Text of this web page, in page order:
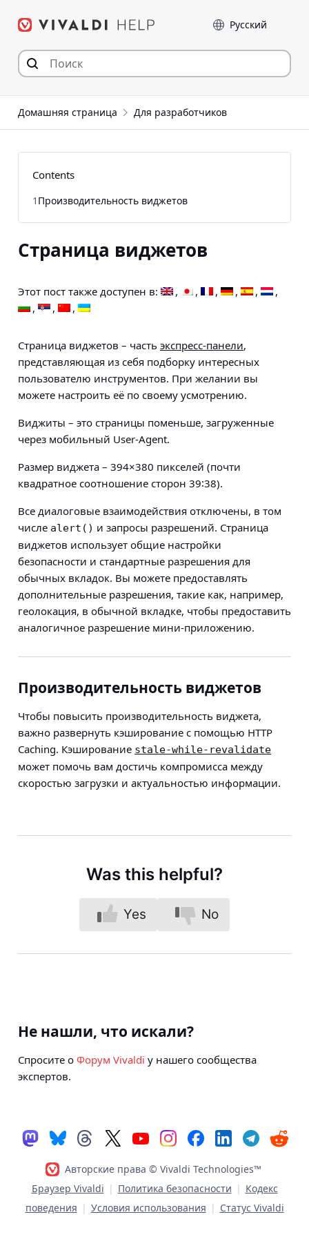
Language
Домашняя страница Для разработчиков
Страница виджетов
Этот пост также доступен в:
Страница виджетов – часть экспресс-панели,
представляющая из себя подборку интересных
пользователю инструментов. При желании вы
можете настроить её по своему усмотрению.
Виджиты – это страницы поменьше, загруженные
через мобильный User-Agent.
Размер виджета – 394×380 пикселей (почти
квадратное соотношение сторон 39∶38).
Все диалоговые взаимодействия отключены, в том
числе alert() и запросы разрешений. Страница
виджетов использует общие настройки
безопасности и стандартные разрешения для
обычных вкладок. Вы можете предоставлять
дополнительные разрешения, такие как, например,
геолокация, в обычной вкладке, чтобы предоставить
аналогичное разрешение мини-приложению.
Производительность виджетов
Чтобы повысить производительность виджета,
важно развернуть кэширование с помощью HTTP
Caching. Кэширование stale-while-revalidate
может помочь вам достичь компромисса между
скоростью загрузки и актуальностью информации.
Was this helpful?
Yes No
Contents
1 Производительность виджетов
Не нашли, что искали?
Спросите о Форум Vivaldi у нашего сообщества
экспертов.
Авторские права © Vivaldi Technologies™
Браузер Vivaldi | Политика безопасности | Кодекс
поведения | Условия использования | Статус Vivaldi